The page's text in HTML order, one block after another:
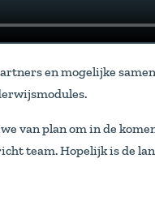
en mogelijke
van plan om in de
team. Hopelijk is de